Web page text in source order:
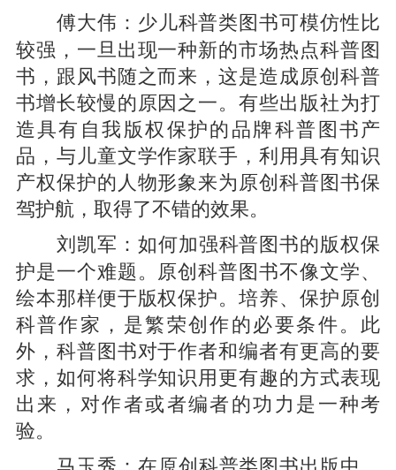
傅大伟： 少儿科普类图书可模仿性比
较强，一旦出现一种新的市场热点科普图
书，跟风书随之而来，这是造成原创科普
书增长较慢的原因之一。有些出版社为打
造具有自我版权保护的品牌科普图书产
品，与儿童文学作家联手，利用具有知识
产权保护的人物形象来为原创科普图书保
驾护航，取得了不错的效果。
刘凯军： 如何加强科普图书的版权保
护是一个难题。原创科普图书不像文学、
绘本那样便于版权保护。培养、保护原创
科普作家，是繁荣创作的必要条件。此
外，科普图书对于作者和编者有更高的要
求，如何将科学知识用更有趣的方式表现
出来，对作者或者编者的功力是一种考
验。
在原创科普类图书出版中，